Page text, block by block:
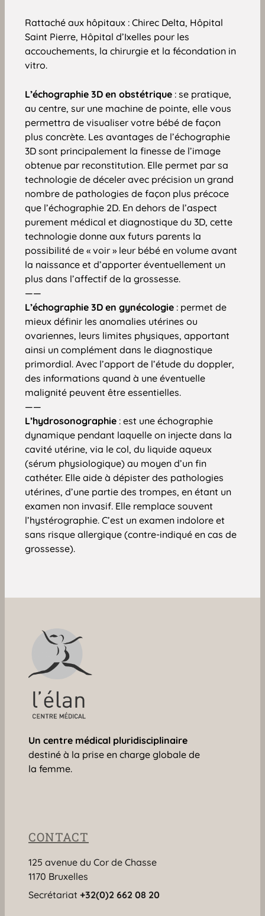
Rattaché aux hôpitaux : Chirec Delta, Hôpital
Saint Pierre, Hôpital d’Ixelles pour les
accouchements, la chirurgie et la fécondation in
vitro.
L’échographie 3D en obstétrique : se pratique,
au centre, sur une machine de pointe, elle vous
permettra de visualiser votre bébé de façon
plus concrète. Les avantages de l’échographie
3D sont principalement la finesse de l’image
obtenue par reconstitution. Elle permet par sa
technologie de déceler avec précision un grand
nombre de pathologies de façon plus précoce
que l’échographie 2D. En dehors de l’aspect
purement médical et diagnostique du 3D, cette
technologie donne aux futurs parents la
possibilité de « voir » leur bébé en volume avant
la naissance et d’apporter éventuellement un
plus dans l’affectif de la grossesse.
——
L’échographie 3D en gynécologie : permet de
mieux définir les anomalies utérines ou
ovariennes, leurs limites physiques, apportant
ainsi un complément dans le diagnostique
primordial. Avec l’apport de l’étude du doppler,
des informations quand à une éventuelle
malignité peuvent être essentielles.
——
L’hydrosonographie : est une échographie
dynamique pendant laquelle on injecte dans la
cavité utérine, via le col, du liquide aqueux
(sérum physiologique) au moyen d’un fin
cathéter. Elle aide à dépister des pathologies
utérines, d’une partie des trompes, en étant un
examen non invasif. Elle remplace souvent
l’hystérographie. C’est un examen indolore et
sans risque allergique (contre-indiqué en cas de
grossesse).
Un centre médical pluridisciplinaire
destiné à la prise en charge globale de
la femme.
CONTACT
125 avenue du Cor de Chasse
1170 Bruxelles
Secrétariat +32(0)2 662 08 20